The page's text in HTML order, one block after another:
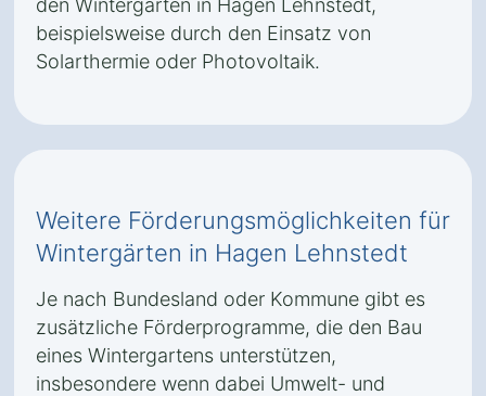
den Wintergarten in Hagen Lehnstedt,
beispielsweise durch den Einsatz von
Solarthermie oder Photovoltaik.
Weitere Förderungsmöglichkeiten für
Wintergärten in Hagen Lehnstedt
Je nach Bundesland oder Kommune gibt es
zusätzliche Förderprogramme, die den Bau
eines Wintergartens unterstützen,
insbesondere wenn dabei Umwelt- und